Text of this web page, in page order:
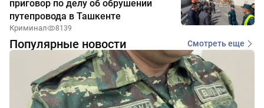
приговор по делу об обрушении
путепровода в Ташкенте
Криминал 8139
Популярные новости Смотреть еще